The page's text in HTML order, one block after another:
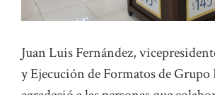
Juan Luis Fernández,
y Ejecución de Formatos de Grupo